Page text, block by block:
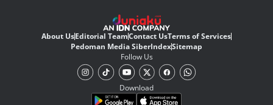
About UsEditorial TeamContact UsTerms of Services
Pedoman Media SiberIndexSitemap
Follow Us
Download